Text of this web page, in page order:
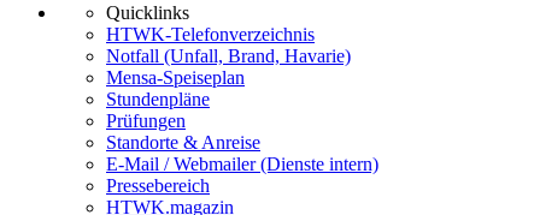
Quicklinks
HTWK-Telefonverzeichnis
Notfall (Unfall, Brand, Havarie)
Mensa-Speiseplan
Stundenpläne
Prüfungen
Standorte & Anreise
E-Mail / Webmailer (Dienste intern)
Pressebereich
HTWK.magazin